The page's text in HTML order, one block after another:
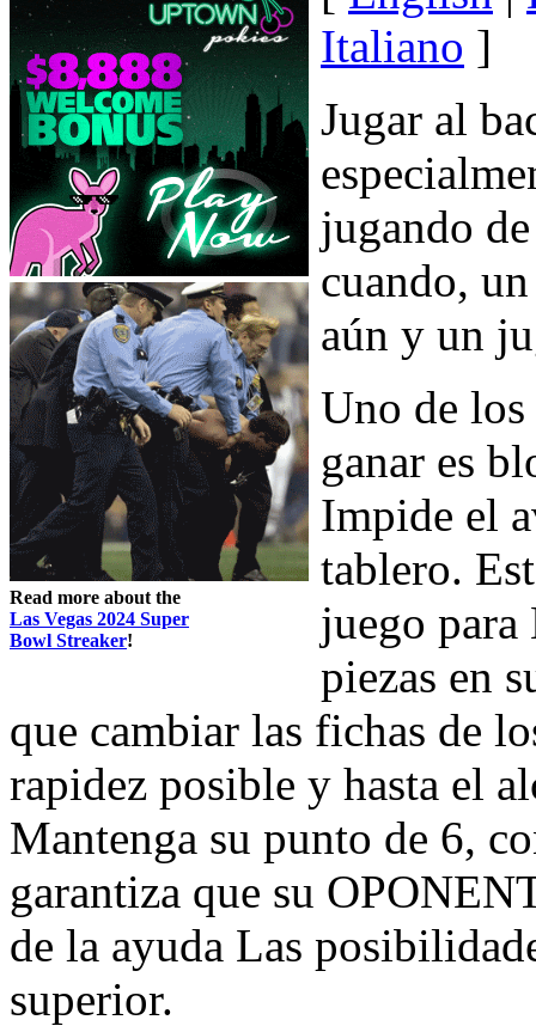
Read more about the
Las Vegas 2024 Super
Bowl Streaker!
Italiano ]
Jugar al
jugando
cuando,
aún y un
Uno de los
ganar es
Impide el
tablero.
juego para
piezas en
que cambiar las fichas de
rapidez posible y hasta el
Mantenga su punto de 6,
garantiza que su
de la ayuda Las
superior.